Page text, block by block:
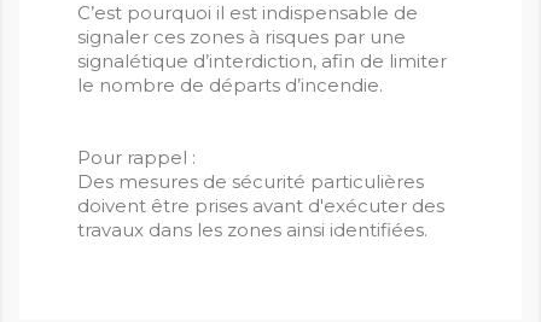
C’est pourquoi il est indispensable de
signaler ces zones à risques par une
signalétique d’interdiction, afin de limiter
le nombre de départs d’incendie.
Pour rappel :
Des mesures de sécurité particulières
doivent être prises avant d'exécuter des
travaux dans les zones ainsi identifiées.